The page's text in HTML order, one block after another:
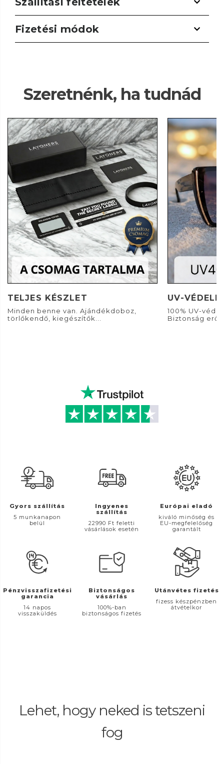
Fizetési módok
Szeretnénk, ha tudnád
TELJES KÉSZLET
Minden benne van. Ajándékdoboz,
törlőkendő, kiegészítők...
UV-
100% UV-
Biztonság
Gyors szállítás
5 munkanapon
belül
Ingyenes
szállítás
22990 Ft feletti
vásárlások esetén
Európai eladó
kiváló minőség és
EU-megfelelőség
garantált
Pénzvisszafizetési
garancia
14 napos
visszaküldés
Biztonságos
vásárlás
100%-ban
biztonságos fizetés
Utánvétes fizetés
fizess készpénzben
átvételkor
Lehet, hogy neked is tetszeni
fog